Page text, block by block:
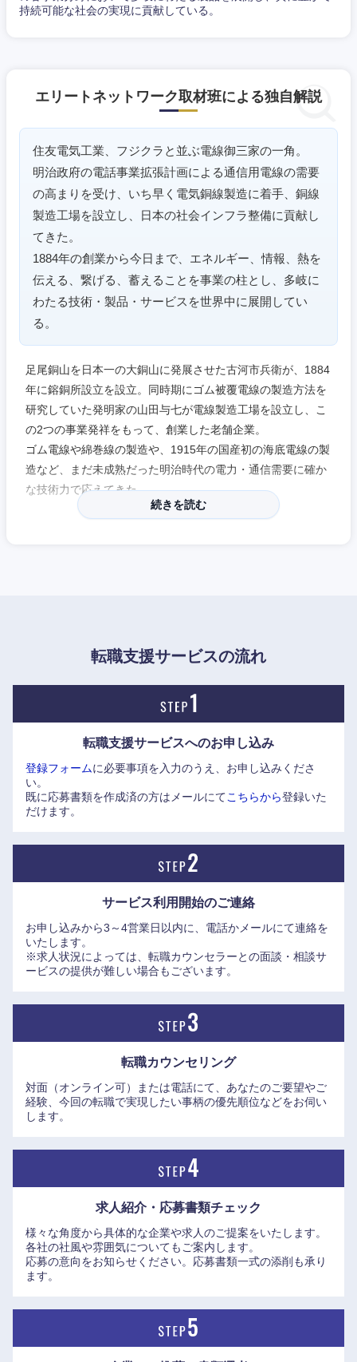
持続可能な社会の実現に貢献している。
エリートネットワーク取材班による独自解説
住友電気工業、フジクラと並ぶ電線御三家の一角。
明治政府の電話事業拡張計画による通信用電線の需要
の高まりを受け、いち早く電気銅線製造に着手、銅線
製造工場を設立し、日本の社会インフラ整備に貢献し
てきた。
1884年の創業から今日まで、エネルギー、情報、熱を
伝える、繋げる、蓄えることを事業の柱とし、多岐に
わたる技術・製品・サービスを世界中に展開してい
る。
足尾銅山を日本一の大銅山に発展させた古河市兵衛が、1884
年に鎔銅所設立を設立。同時期にゴム被覆電線の製造方法を
研究していた発明家の山田与七が電線製造工場を設立し、こ
の2つの事業発祥をもって、創業した老舗企業。
ゴム電線や綿巻線の製造や、1915年の国産初の海底電線の製
造など、まだ未成熟だった明治時代の電力・通信需要に確か
な技術力で応えてきた。
アルミプランク材など、数多くの世界トップクラスシェアの
核融合発電に向けた超電導技術の応用や、光学技術による量
産業やライフサイエンス分野への進出と、新たな事業領域の
開拓にも積極的。
産休・育休復職率100%、女性の平均勤続年数（男性比）
続きを読む
転職支援サービスの流れ
転職支援サービスへのお申し込み
登録フォームに必要事項を入力のうえ、お申し込みくださ
い。
既に応募書類を作成済の方はメールにてこちらから登録いた
だけます。
サービス利用開始のご連絡
お申し込みから3～4営業日以内に、電話かメールにて連絡を
いたします。
※求人状況によっては、転職カウンセラーとの面談・相談サ
ービスの提供が難しい場合もございます。
転職カウンセリング
対面（オンライン可）または電話にて、あなたのご要望やご
経験、今回の転職で実現したい事柄の優先順位などをお伺い
します。
求人紹介・応募書類チェック
様々な角度から具体的な企業や求人のご提案をいたします。
各社の社風や雰囲気についてもご案内します。
応募の意向をお知らせください。応募書類一式の添削も承り
ます。
岐阜県 静岡県
鳥取県 島根県
岡山県 広島県